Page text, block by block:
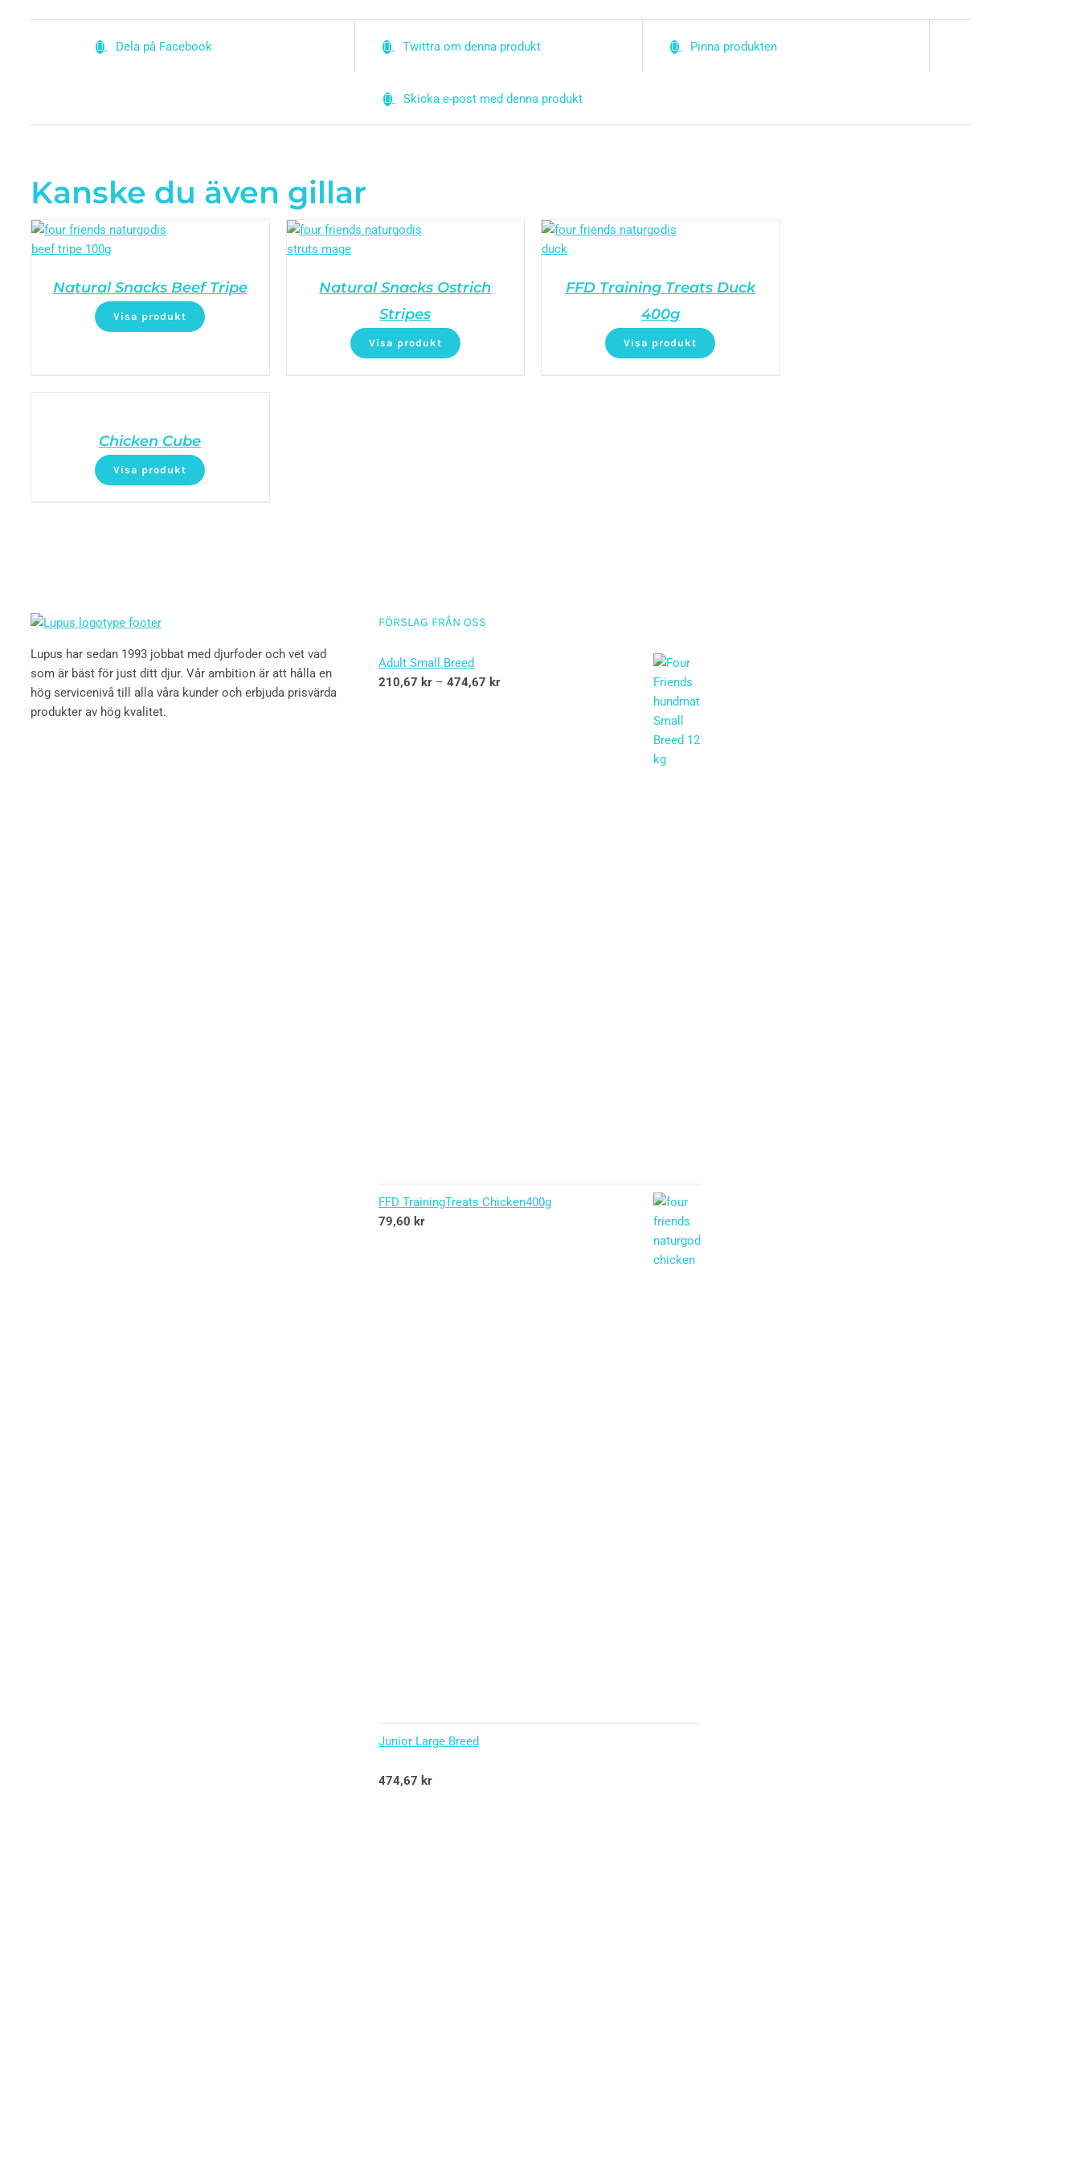
Dela på Facebook Twittra om denna produkt Pinna produkten
Skicka e-post med denna produkt
Kanske du även gillar
Natural Snacks Beef Tripe
Visa produkt
Natural Snacks Ostrich
Stripes
Visa produkt
FFD Training Treats Duck
400g
Visa produkt
Chicken Cube
Visa produkt
Lupus har sedan 1993 jobbat med djurfoder och vet vad
som är bäst för just ditt djur. Vår ambition är att hålla en
hög servicenivå till alla våra kunder och erbjuda prisvärda
produkter av hög kvalitet.
FÖRSLAG FRÅN OSS
Adult Small Breed
210,67 kr– 474,67 kr
FFD TrainingTreats Chicken400g
79,60 kr
Junior Large Breed
Betygsatt
5.00
474,67 kr